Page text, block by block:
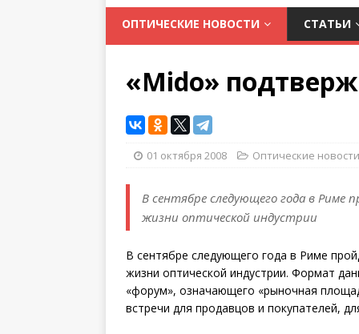
ОПТИЧЕСКИЕ НОВОСТИ СТАТЬИ
«Mido»
01 октября 2008 Оптические новости
В сентябре следующего года в Риме
жизни оптической индустрии
В сентябре следующего года в Риме
жизни оптической индустрии. Формат
«форум», означающего «рыночная
встречи для продавцов и покупателей,